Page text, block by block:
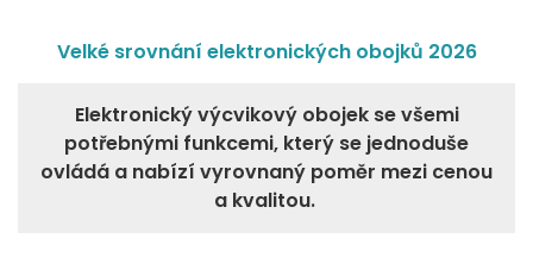
Velké srovnání elektronických obojků 2026
Elektronický výcvikový obojek se všemi
potřebnými funkcemi, který se jednoduše
ovládá a nabízí vyrovnaný poměr mezi cenou
a kvalitou.